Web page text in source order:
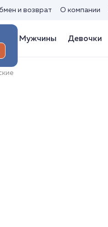
и возврат О компании
Мужчины Девочки